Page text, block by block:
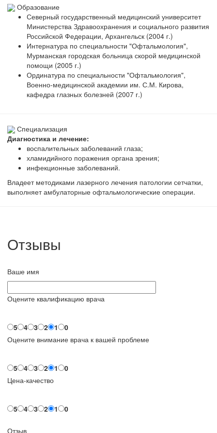
Образование
Северный государственный медицинский университет
Министерства Здравоохранения и социального развития
Российской Федерации, Архангельск (2004 г.)
Интернатура по специальности "Офтальмология",
Мурманская городская больница скорой медицинской
помощи (2005 г.)
Ординатура по специальности "Офтальмология",
Военно-медицинской академии им. С.М. Кирова,
кафедра глазных болезней (2007 г.)
Специализация
Диагностика и лечение:
воспалительных заболеваний глаза;
хламидийного поражения органа зрения;
инфекционные заболеваний.
Владеет методиками лазерного лечения патологии сетчатки,
выполняет амбулаторные офтальмологические операции.
Отзывы
Ваше имя
Оцените квалификацию врача
5 4 3 2 1
0
Оцените внимание врача к вашей проблеме
5 4 3 2 1
0
Цена-качество
5 4 3 2 1 0
Отзыв